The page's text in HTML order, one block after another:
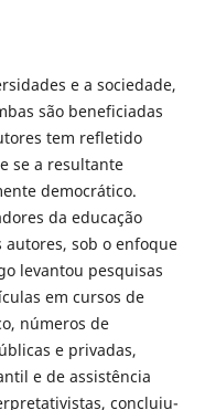
e a sociedade,
são beneficiadas
tem refletido
se a resultante
democrático.
da educação
sob o enfoque
levantou pesquisas
em cursos de
números de
e privadas,
e de assistência
concluiu-